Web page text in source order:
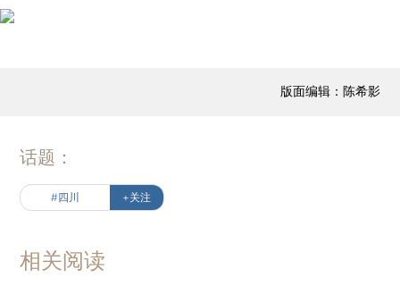
版面编辑：陈希影
话题：
#四川 +关注
相关阅读